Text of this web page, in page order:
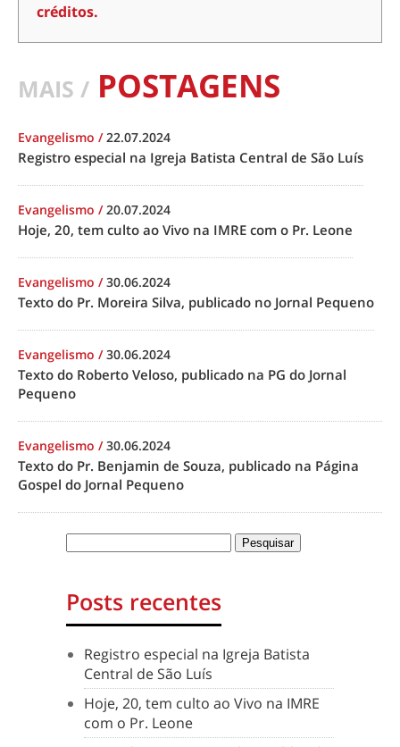
créditos.
MAIS / POSTAGENS
Evangelismo /22.07.2024
Registro especial na Igreja Batista Central de São Luís
Evangelismo /20.07.2024
Hoje, 20, tem culto ao Vivo na IMRE com o Pr. Leone
Evangelismo /30.06.2024
Texto do Pr. Moreira Silva, publicado no Jornal Pequeno
Evangelismo /30.06.2024
Texto do Roberto Veloso, publicado na PG do Jornal
Pequeno
Evangelismo /30.06.2024
Texto do Pr. Benjamin de Souza, publicado na Página
Gospel do Jornal Pequeno
Posts recentes
Registro especial na Igreja Batista
Central de São Luís
Hoje, 20, tem culto ao Vivo na IMRE
com o Pr. Leone